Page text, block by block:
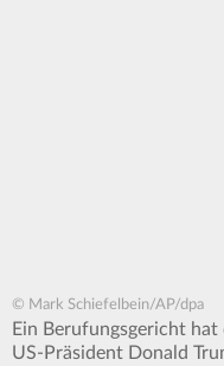
© Mark Schiefelbein/AP/dpa
Ein Berufungsgericht
US-Präsident Donald